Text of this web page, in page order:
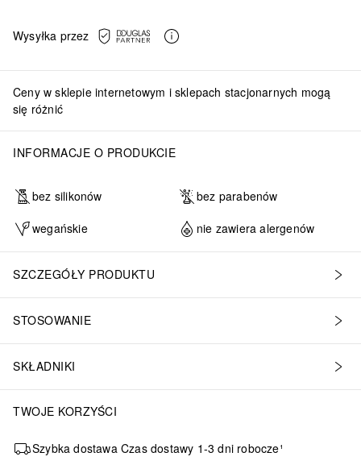
Wysyłka przez
Ceny w sklepie internetowym i sklepach stacjonarnych mogą
się różnić
INFORMACJE O PRODUKCIE
bez silikonów
bez parabenów
wegańskie
nie zawiera alergenów
SZCZEGÓŁY PRODUKTU
STOSOWANIE
SKŁADNIKI
TWOJE KORZYŚCI
Szybka dostawa Czas dostawy 1-3 dni robocze¹